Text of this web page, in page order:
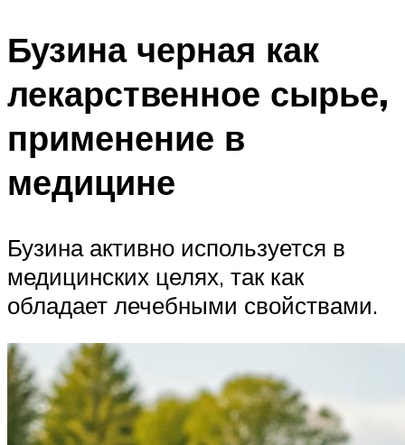
Бузина черная как
лекарственное сырье,
применение в
медицине
Бузина активно используется в
медицинских целях, так как
обладает лечебными свойствами.